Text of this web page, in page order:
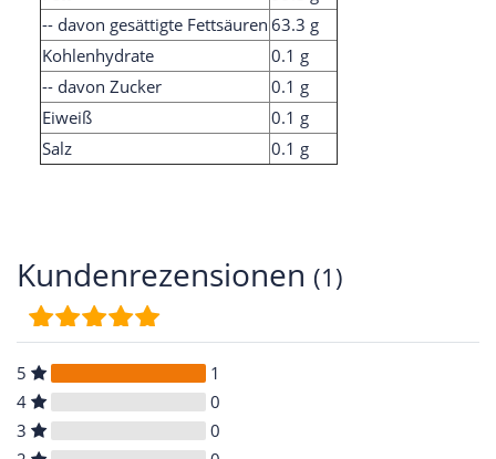
-- davon gesättigte Fettsäuren63.3 g
Kohlenhydrate
0.1 g
-- davon Zucker
0.1 g
Eiweiß
0.1 g
Salz
0.1 g
Kundenrezensionen (1)
5
1
4
0
3
0